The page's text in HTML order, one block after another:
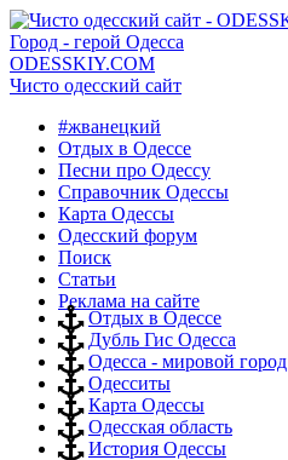
Город - герой Одесса
ODESSKIY.COM
Чисто одесский сайт
#жванецкий
Отдых в Одессе
Песни про Одессу
Справочник Одессы
Карта Одессы
Одесский форум
Поиск
Статьи
Реклама на сайте
Отдых в Одессе
Дубль Гис Одесса
Одесса - мировой город
Одесситы
Карта Одессы
Одесская область
История Одессы